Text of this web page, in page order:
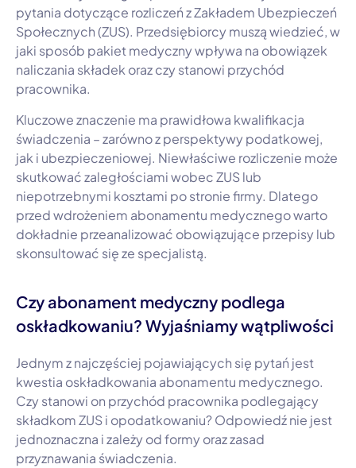
pytania dotyczące rozliczeń z Zakładem Ubezpieczeń
Społecznych (ZUS). Przedsiębiorcy muszą wiedzieć, w
jaki sposób pakiet medyczny wpływa na obowiązek
naliczania składek oraz czy stanowi przychód
pracownika.
Kluczowe znaczenie ma prawidłowa kwalifikacja
świadczenia – zarówno z perspektywy podatkowej,
jak i ubezpieczeniowej. Niewłaściwe rozliczenie może
skutkować zaległościami wobec ZUS lub
niepotrzebnymi kosztami po stronie firmy. Dlatego
przed wdrożeniem abonamentu medycznego warto
dokładnie przeanalizować obowiązujące przepisy lub
skonsultować się ze specjalistą.
Czy abonament medyczny podlega
oskładkowaniu? Wyjaśniamy wątpliwości
Jednym z najczęściej pojawiających się pytań jest
kwestia oskładkowania abonamentu medycznego.
Czy stanowi on przychód pracownika podlegający
składkom ZUS i opodatkowaniu? Odpowiedź nie jest
jednoznaczna i zależy od formy oraz zasad
przyznawania świadczenia.